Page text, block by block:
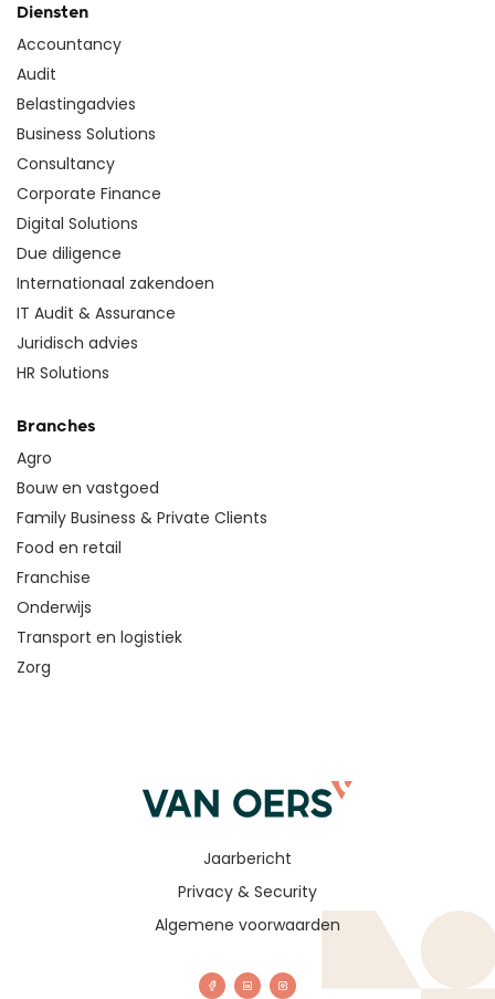
Diensten
Accountancy
Audit
Belastingadvies
Business Solutions
Consultancy
Corporate Finance
Digital Solutions
Due diligence
Internationaal zakendoen
IT Audit & Assurance
Juridisch advies
HR Solutions
Branches
Agro
Bouw en vastgoed
Family Business & Private Clients
Food en retail
Franchise
Onderwijs
Transport en logistiek
Zorg
Algemene voorwaarden
Privacy & Security
Jaarbericht